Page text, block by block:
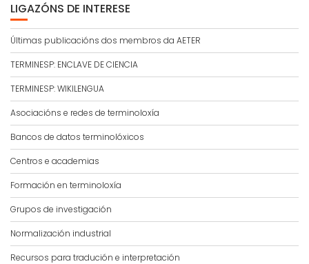
LIGAZÓNS DE INTERESE
Últimas publicacións dos membros da AETER
TERMINESP: ENCLAVE DE CIENCIA
TERMINESP: WIKILENGUA
Asociacións e redes de terminoloxía
Bancos de datos terminolóxicos
Centros e academias
Formación en terminoloxía
Grupos de investigación
Normalización industrial
Recursos para tradución e interpretación